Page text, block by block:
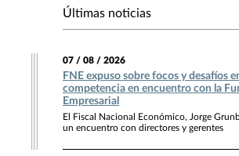
Últimas noticias
07 / 08 / 2026
FNE expuso sobre focos y desafíos
competencia en encuentro con la
Empresarial
El Fiscal Nacional Económico, Jorge
un encuentro con directores y gerentes